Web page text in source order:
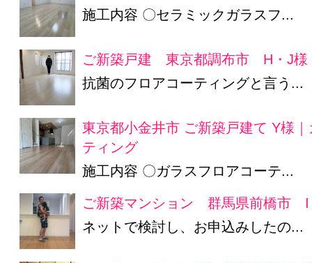
施工内容 〇セラミックガラスフ...
ご新築戸建 東京都調布市 H・J様
抗菌のフロアコーティングと言う...
東京都小金井市 ご新築戸建て Y様
ティング
施工内容 〇ガラスフロアコーテ...
ご新築マンション 群馬県前橋市 I
ネットで検討し、お申込みしたの...